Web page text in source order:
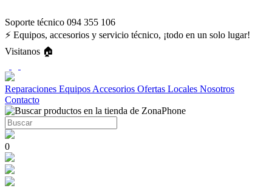
Soporte técnico 094 355 106
⚡ Equipos, accesorios y servicio técnico, ¡todo en un solo lugar!
Visitanos 🏠
Reparaciones Equipos Accesorios Ofertas Locales Nosotros
Contacto
0